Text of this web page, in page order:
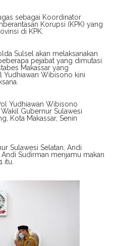
sebagai Koordinator
Korupsi (KPK) yang
di KPK.
Sulsel akan melaksanakan
pejabat yang dimutasi.
Makassar yang
Yudhiawan Wibisono kini
Yudhiawan Wibisono
Gubernur Sulawesi
Kota Makassar, Senin
Sulawesi Selatan, Andi
Sudirman menjamu makan
itu.